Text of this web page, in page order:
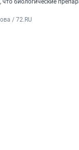
биологические
/ 72.RU